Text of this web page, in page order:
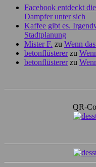
Facebook entdeckt
Dampfer unter sich
Kaffee gibt es.
Stadtplanung
Mister F. zu Wenn
betonflüstererzu
betonflüstererzu
QR-